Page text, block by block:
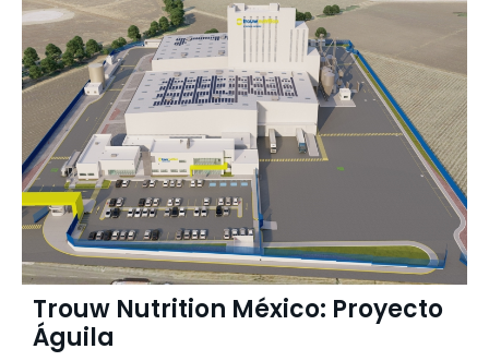
Trouw Nutrition México: Proyecto
Águila